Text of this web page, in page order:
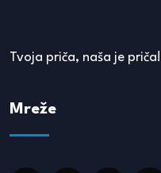
Tvoja priča, naša je priča!
Mreže